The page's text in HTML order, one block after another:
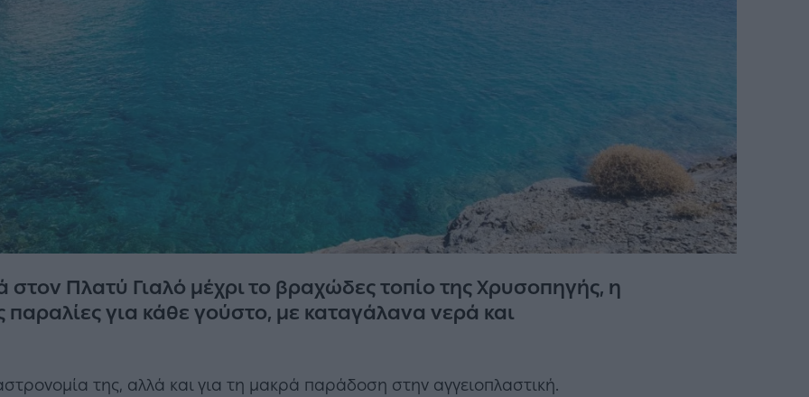
Πλατύ Γιαλό μέχρι το βραχώδες τοπίο της Χρυσοπηγής, η
παραλίες για κάθε γούστο, με καταγάλανα νερά και
της, αλλά και για τη μακρά παράδοση στην αγγειοπλαστική.